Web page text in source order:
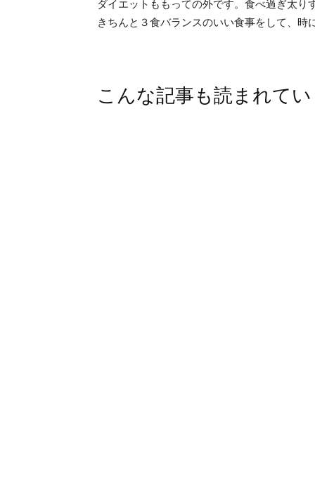
ダイエットももっての外です。食べ過ぎ太
きちんと３食バランスのいい食事をして、時
こんな記事も読まれて